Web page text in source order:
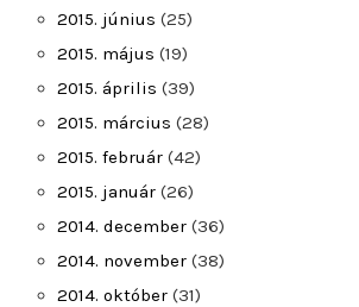
2015. június (25)
2015. május (19)
2015. április (39)
2015. március (28)
2015. február (42)
2015. január (26)
2014. december (36)
2014. november (38)
2014. október (31)